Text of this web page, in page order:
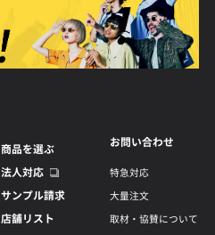
商品を選ぶ
法人対応
サンプル請求
店舗リスト
お問い合わせ
特急対応
大量注文
取材・協賛について